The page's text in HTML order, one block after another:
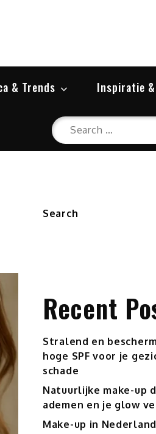
& Trends Inspiratie &
Search
for:
Search
Recent
Stralend en
hoge SPF voor je
schade
Natuurlijke make-up
ademen en je glow
Make-up in